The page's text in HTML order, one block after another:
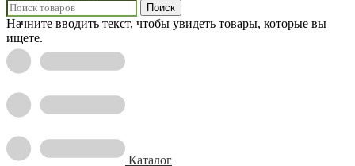
Поиск
Начните вводить текст, чтобы увидеть товары, которые вы
ищете.
Каталог